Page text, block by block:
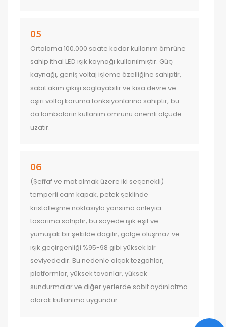
05
Ortalama 100.000 saate kadar kullanım ömrüne
sahip ithal LED ışık kaynağı kullanılmıştır. Güç
kaynağı, geniş voltaj işleme özelliğine sahiptir,
sabit akım çıkışı sağlayabilir ve kısa devre ve
aşırı voltaj koruma fonksiyonlarına sahiptir, bu
da lambaların kullanım ömrünü önemli ölçüde
uzatır.
06
(Şeffaf ve mat olmak üzere iki seçenekli)
temperli cam kapak, petek şeklinde
kristalleşme noktasıyla yansıma önleyici
tasarıma sahiptir; bu sayede ışık eşit ve
yumuşak bir şekilde dağılır, gölge oluşmaz ve
ışık geçirgenliği %95-98 gibi yüksek bir
seviyededir. Bu nedenle alçak tezgahlar,
platformlar, yüksek tavanlar, yüksek
sundurmalar ve diğer yerlerde sabit aydınlatma
olarak kullanıma uygundur.